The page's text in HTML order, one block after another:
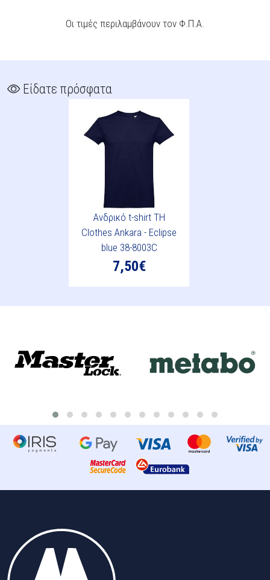
Οι τιμές περιλαμβάνουν τον Φ.Π.Α.
Είδατε πρόσφατα
Ανδρικό t-shirt TH
Clothes Ankara - Eclipse
blue 38-8003C
7,50€